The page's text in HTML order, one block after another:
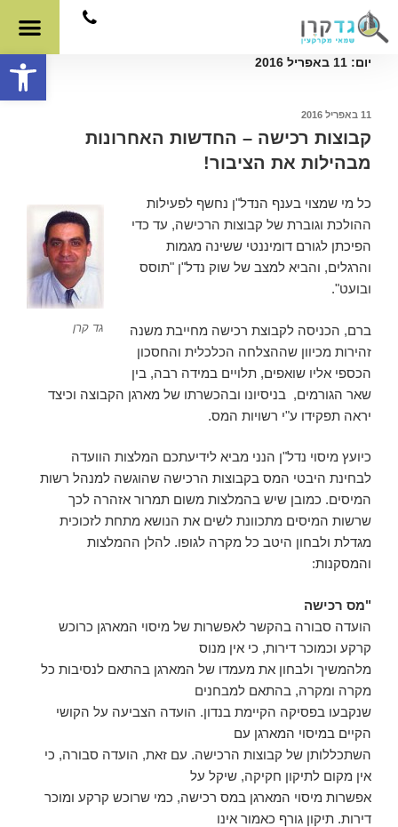
פתח יום: 11 באפריל 2016
11 באפריל 2016
קבוצות רכישה – החדשות האחרונות
מבהילות את הציבור!
גד קרן
כל מי שמצוי בענף הנדל"ן נחשף לפעילות
ההולכת וגוברת של קבוצות הרכישה, עד כדי
הפיכתן לגורם דומיננטי ששינה מגמות
והרגלים, והביא למצב של שוק נדל"ן "תוסס
ובועט".
ברם, הכניסה לקבוצת רכישה מחייבת משנה
זהירות מכיוון שההצלחה הכלכלית והחסכון
הכספי אליו שואפים, תלויים במידה רבה, בין
שאר הגורמים, בניסיונו ובהכשרתו של מארגן הקבוצה וכיצד
יראה תפקידו ע"י רשויות המס.
כיועץ מיסוי נדל"ן הנני מביא לידיעתכם המלצות הוועדה
לבחינת היבטי המס בקבוצות הרכישה שהוגשה למנהל רשות
המיסים. כמובן שיש בהמלצות משום תמרור אזהרה לכך
שרשות המיסים מתכוונת לשים את הנושא מתחת לזכוכית
מגדלת ולבחון היטב כל מקרה לגופו. להלן ההמלצות
והמסקנות:
"מס רכישה
הועדה סבורה בהקשר לאפשרות של מיסוי המארגן כרוכש
קרקע וכמוכר דירות, כי אין מנוס
מלהמשיך ולבחון את מעמדו של המארגן בהתאם לנסיבות כל
מקרה ומקרה, בהתאם למבחנים
שנקבעו בפסיקה הקיימת בנדון. הועדה הצביעה על הקושי
הקיים במיסוי המארגן עם
השתכללותן של קבוצות הרכישה. עם זאת, הועדה סבורה, כי
אין מקום לתיקון חקיקה, שיקל על
אפשרות מיסוי המארגן במס רכישה, כמי שרוכש קרקע ומוכר
דירות. תיקון גורף כאמור אינו